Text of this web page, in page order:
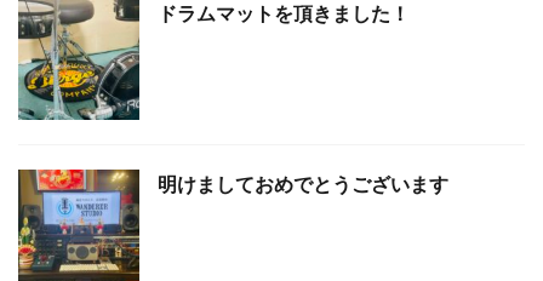
ドラムマットを頂きました！
明けましておめでとうございます